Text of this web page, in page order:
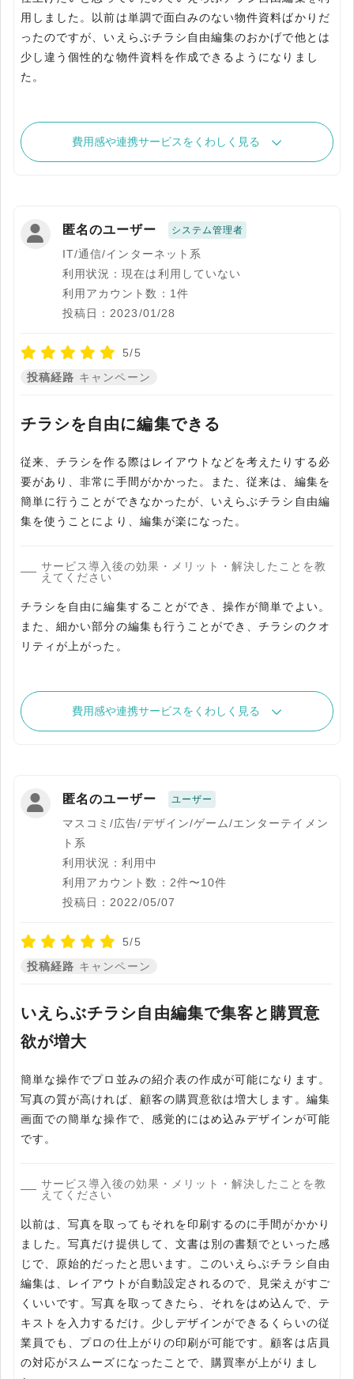
用しました。以前は単調で面白みのない物件資料ばかりだ
ったのですが、いえらぶチラシ自由編集のおかげで他とは
少し違う個性的な物件資料を作成できるようになりまし
た。
費用感や連携サービスをくわしく見る
匿名のユーザー システム管理者
IT/通信/インターネット系
利用状況：現在は利用していない
利用アカウント数：1件
投稿日：2023/01/28
5/5
投稿経路 キャンペーン
チラシを自由に編集できる
従来、チラシを作る際はレイアウトなどを考えたりする必
要があり、非常に手間がかかった。また、従来は、編集を
簡単に行うことができなかったが、いえらぶチラシ自由編
集を使うことにより、編集が楽になった。
サービス導入後の効果・メリット・解決したことを教
えてください
チラシを自由に編集することができ、操作が簡単でよい。
また、細かい部分の編集も行うことができ、チラシのクオ
リティが上がった。
費用感や連携サービスをくわしく見る
匿名のユーザー ユーザー
マスコミ/広告/デザイン/ゲーム/エンターテイメン
ト系
利用状況：利用中
利用アカウント数：2件〜10件
投稿日：2022/05/07
5/5
投稿経路 キャンペーン
いえらぶチラシ自由編集で集客と購買意
欲が増大
簡単な操作でプロ並みの紹介表の作成が可能になります。
写真の質が高ければ、顧客の購買意欲は増大します。編集
画面での簡単な操作で、感覚的にはめ込みデザインが可能
です。
サービス導入後の効果・メリット・解決したことを教
えてください
以前は、写真を取ってもそれを印刷するのに手間がかかり
ました。写真だけ提供して、文書は別の書類でといった感
じで、原始的だったと思います。このいえらぶチラシ自由
編集は、レイアウトが自動設定されるので、見栄えがすご
くいいです。写真を取ってきたら、それをはめ込んで、テ
キストを入力するだけ。少しデザインができるくらいの従
業員でも、プロの仕上がりの印刷が可能です。顧客は店員
の対応がスムーズになったことで、購買率が上がりまし